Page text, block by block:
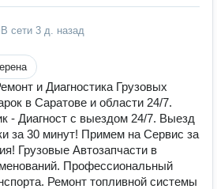
В сети 3 д. назад
и Диагностика Грузовых
в Саратове и области 24/7.
- Диагност с выездом 24/7. Выезд
за 30 минут! Примем на Сервис за
Грузовые Автозапчасти в
Профессиональный
Ремонт топливной системы